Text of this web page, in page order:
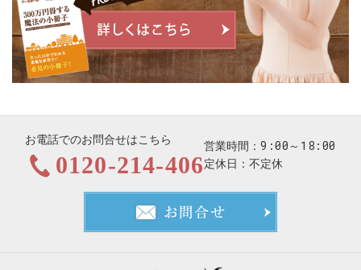
お電話でのお問合せはこちら
0120-214-406
営業時間 9:00～18:00
定休日 不定休